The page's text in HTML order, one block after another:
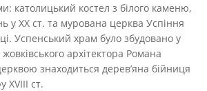
католицький костел з білого каменю,
у ХХ ст. та мурована церква Успіння
Успенський храм було збудовано у
архітектора Романа
знаходиться дерев’яна бійниця
XVIII ст.